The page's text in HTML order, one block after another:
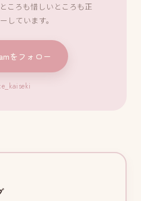
ころも惜しいところも正
しています。
をフォロー